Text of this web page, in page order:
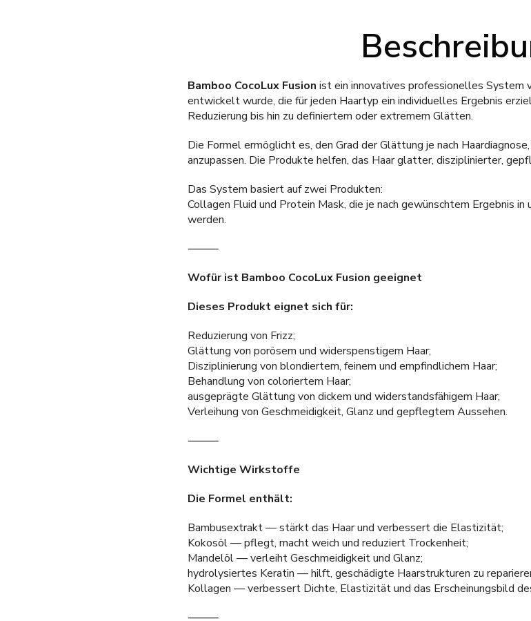
Bamboo CocoLux Fusion ist ein innovatives professionelles System
entwickelt wurde, die für jeden Haartyp ein individuelles Ergebnis
Reduzierung bis hin zu definiertem oder extremem Glätten.
Die Formel ermöglicht es, den Grad der Glättung je nach
anzupassen. Die Produkte helfen, das Haar glatter, disziplinierter,
Das System basiert auf zwei Produkten:
Collagen Fluid und Protein Mask, die je nach gewünschtem Ergebnis
werden.
⸻
Wofür ist Bamboo CocoLux Fusion geeignet
Dieses Produkt eignet sich für:
Reduzierung von Frizz;
Glättung von porösem und widerspenstigem Haar;
Disziplinierung von blondiertem, feinem und empfindlichem Haar;
Behandlung von coloriertem Haar;
ausgeprägte Glättung von dickem und widerstandsfähigem Haar;
Verleihung von Geschmeidigkeit, Glanz und gepflegtem Aussehen.
⸻
Wichtige Wirkstoffe
Die Formel enthält:
Bambusextrakt — stärkt das Haar und verbessert die Elastizität;
Kokosöl — pflegt, macht weich und reduziert Trockenheit;
Mandelöl — verleiht Geschmeidigkeit und Glanz;
hydrolysiertes Keratin — hilft, geschädigte Haarstrukturen zu
Kollagen — verbessert Dichte, Elastizität und das Erscheinungsbild
⸻